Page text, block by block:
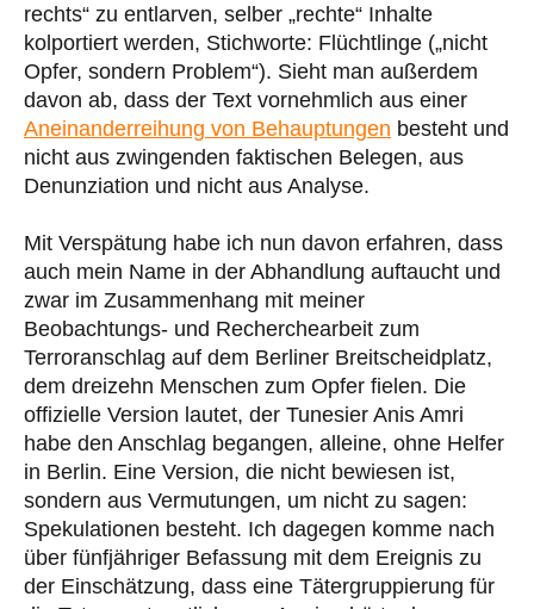
rechts“ zu entlarven, selber „rechte“ Inhalte
kolportiert werden, Stichworte: Flüchtlinge („nicht
Opfer, sondern Problem“). Sieht man außerdem
davon ab, dass der Text vornehmlich aus einer
Aneinanderreihung von Behauptungen besteht und
nicht aus zwingenden faktischen Belegen, aus
Denunziation und nicht aus Analyse.
Mit Verspätung habe ich nun davon erfahren, dass
auch mein Name in der Abhandlung auftaucht und
zwar im Zusammenhang mit meiner
Beobachtungs- und Recherchearbeit zum
Terroranschlag auf dem Berliner Breitscheidplatz,
dem dreizehn Menschen zum Opfer fielen. Die
offizielle Version lautet, der Tunesier Anis Amri
habe den Anschlag begangen, alleine, ohne Helfer
in Berlin. Eine Version, die nicht bewiesen ist,
sondern aus Vermutungen, um nicht zu sagen:
Spekulationen besteht. Ich dagegen komme nach
über fünfjähriger Befassung mit dem Ereignis zu
der Einschätzung, dass eine Tätergruppierung für